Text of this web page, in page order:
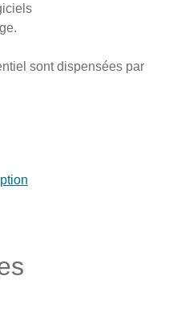
sont dispensées par